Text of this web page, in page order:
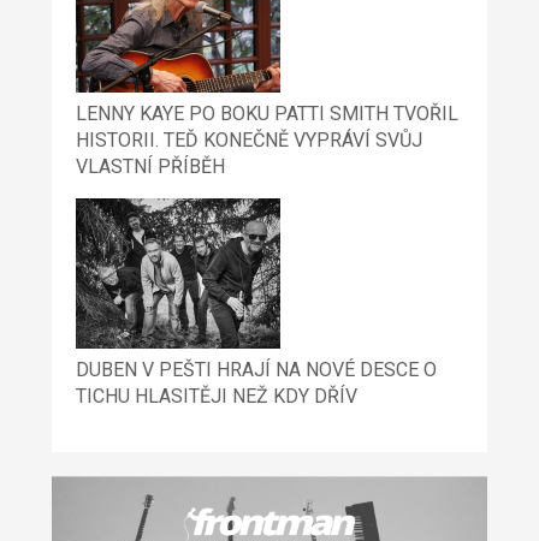
LENNY KAYE PO BOKU PATTI SMITH TVOŘIL
HISTORII. TEĎ KONEČNĚ VYPRÁVÍ SVŮJ
VLASTNÍ PŘÍBĚH
DUBEN V PEŠTI HRAJÍ NA NOVÉ DESCE O
TICHU HLASITĚJI NEŽ KDY DŘÍV